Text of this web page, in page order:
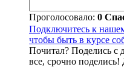
Проголосовало: 0
Подключитесь к
чтобы быть в курсе
Почитал? Поделись с
все, срочно